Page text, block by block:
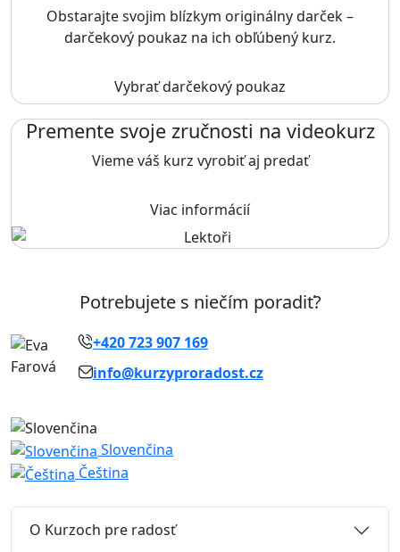
Obstarajte svojim blízkym originálny darček –
darčekový poukaz na ich obľúbený kurz.
Vybrať darčekový poukaz
Premente svoje zručnosti na videokurz
Vieme váš kurz vyrobiť aj predať
Viac informácií
Potrebujete s niečím poradiť?
+420 723 907 169
info@kurzyproradost.cz
Slovenčina
Čeština
O Kurzoch pre radosť